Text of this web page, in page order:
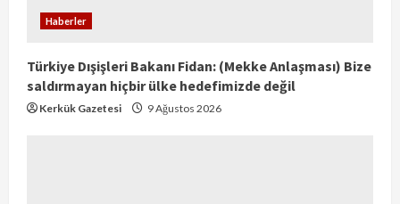
Haberler
Türkiye Dışişleri Bakanı Fidan: (Mekke Anlaşması) Bize
saldırmayan hiçbir ülke hedefimizde değil
Kerkük Gazetesi 9 Ağustos 2026